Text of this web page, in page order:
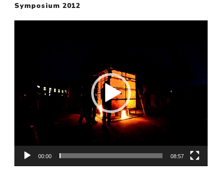
Symposium 2012
00:00 08:57